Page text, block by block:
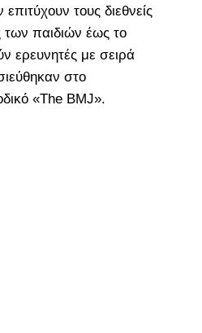
τους διεθνείς
των παιδιών έως το
ερευνητές με σειρά
στο
«The BMJ».